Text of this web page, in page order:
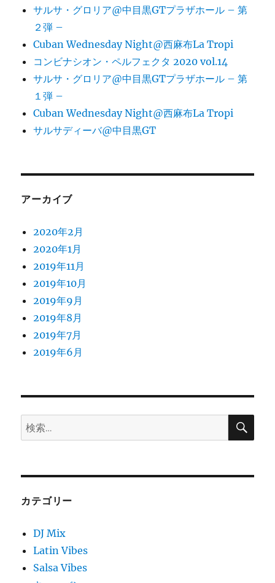
サルサ・グロリア@中目黒GTプラザホール – 第
２弾 –
Cuban Wednesday Night@西麻布La Tropi
コンビナシオン・ペルフェクタ 2020 vol.14
サルサ・グロリア@中目黒GTプラザホール – 第
１弾 –
Cuban Wednesday Night@西麻布La Tropi
サルサディーバ@中目黒GT
アーカイブ
2020年2月
2020年1月
2019年11月
2019年10月
2019年9月
2019年8月
2019年7月
2019年6月
検
索:
検
カテゴリー
DJ Mix
Latin Vibes
Salsa Vibes